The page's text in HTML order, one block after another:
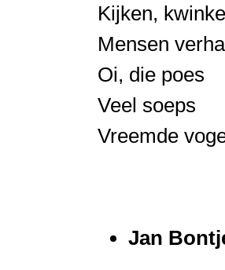
Kijken,
Mensen
Oi, die poes
Veel soeps
Vreemde
Jan